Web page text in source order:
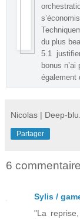
du plus
5.1
bonus
également
Nicolas | Deep-
Partager
6
Sylis /
"La